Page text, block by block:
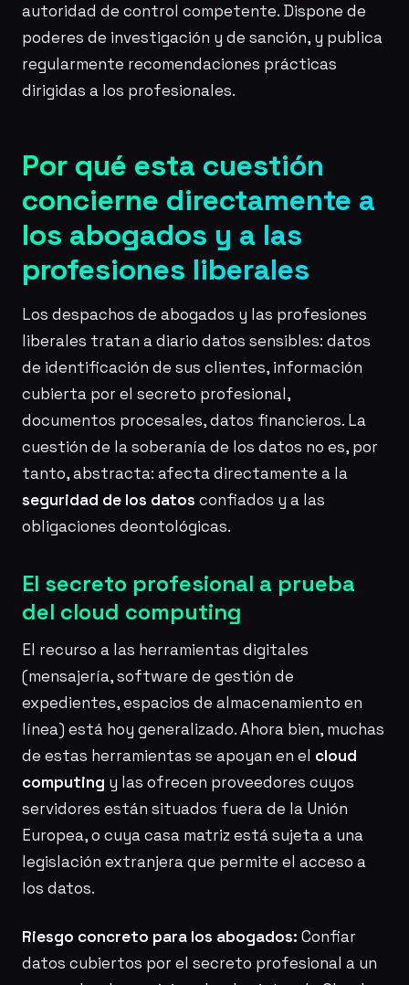
autoridad de control competente. Dispone de
poderes de investigación y de sanción, y publica
regularmente recomendaciones prácticas
dirigidas a los profesionales.
Por qué esta cuestión
concierne directamente a
los abogados y a las
profesiones liberales
Los despachos de abogados y las profesiones
liberales tratan a diario datos sensibles: datos
de identificación de sus clientes, información
cubierta por el secreto profesional,
documentos procesales, datos financieros. La
cuestión de la soberanía de los datos no es, por
tanto, abstracta: afecta directamente a la
seguridad de los datos confiados y a las
obligaciones deontológicas.
El secreto profesional a prueba
del cloud computing
El recurso a las herramientas digitales
(mensajería, software de gestión de
expedientes, espacios de almacenamiento en
línea) está hoy generalizado. Ahora bien, muchas
de estas herramientas se apoyan en el cloud
computing y las ofrecen proveedores cuyos
servidores están situados fuera de la Unión
Europea, o cuya casa matriz está sujeta a una
legislación extranjera que permite el acceso a
los datos.
Riesgo concreto para los abogados: Confiar
datos cubiertos por el secreto profesional a un